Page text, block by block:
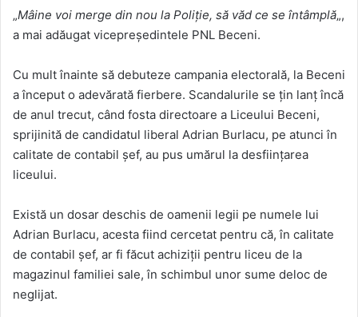
„Mâine voi merge din nou la Poliție, să văd ce se întâmplă„,
a mai adăugat vicepreședintele PNL Beceni.
Cu mult înainte să debuteze campania electorală, la Beceni
a început o adevărată fierbere. Scandalurile se țin lanț încă
de anul trecut, când fosta directoare a Liceului Beceni,
sprijinită de candidatul liberal Adrian Burlacu, pe atunci în
calitate de contabil șef, au pus umărul la desființarea
liceului.
Există un dosar deschis de oamenii legii pe numele lui
Adrian Burlacu, acesta fiind cercetat pentru că, în calitate
de contabil șef, ar fi făcut achiziții pentru liceu de la
magazinul familiei sale, în schimbul unor sume deloc de
neglijat.